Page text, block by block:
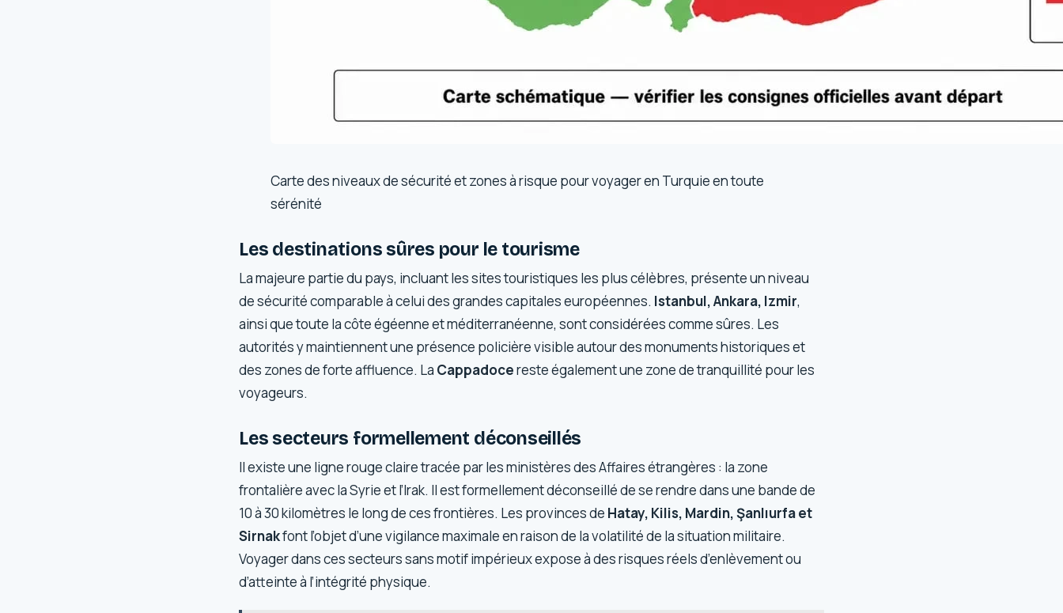
Carte des niveaux de sécurité et zones à risque pour voyager en Turquie en toute
sérénité
Les destinations sûres pour le tourisme
La majeure partie du pays, incluant les sites touristiques les plus célèbres, présente un niveau
de sécurité comparable à celui des grandes capitales européennes. Istanbul, Ankara, Izmir,
ainsi que toute la côte égéenne et méditerranéenne, sont considérées comme sûres. Les
autorités y maintiennent une présence policière visible autour des monuments historiques et
des zones de forte affluence. La Cappadocereste également une zone de tranquillité pour les
voyageurs.
Les secteurs formellement déconseillés
Il existe une ligne rouge claire tracée par les ministères des Affaires étrangères : la zone
frontalière avec la Syrie et l’Irak. Il est formellement déconseillé de se rendre dans une bande de
10 à 30 kilomètres le long de ces frontières. Les provinces de Hatay, Kilis, Mardin, Şanlıurfa et
Sirnakfont l’objet d’une vigilance maximale en raison de la volatilité de la situation militaire.
Voyager dans ces secteurs sans motif impérieux expose à des risques réels d’enlèvement ou
d’atteinte à l’intégrité physique.